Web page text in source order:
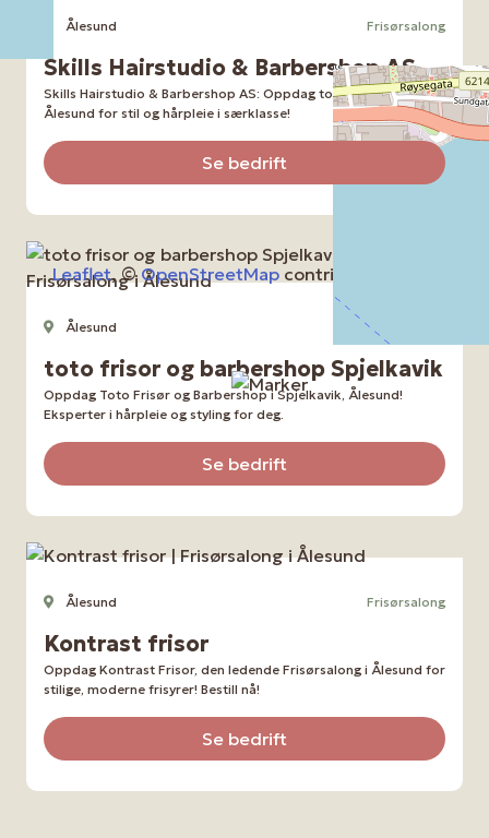
Leaflet, © OpenStreetMap contributors
Ålesund Frisørsalong
Skills Hairstudio & Barbershop AS
Skills Hairstudio & Barbershop AS: Oppdag topp Frisørsalong i
Ålesund for stil og hårpleie i særklasse!
Se bedrift
Ålesund Frisørsalong
toto frisor og barbershop Spjelkavik
Oppdag Toto Frisør og Barbershop i Spjelkavik, Ålesund!
Eksperter i hårpleie og styling for deg.
Se bedrift
Ålesund Frisørsalong
Kontrast frisor
Oppdag Kontrast Frisor, den ledende Frisørsalong i Ålesund for
stilige, moderne frisyrer! Bestill nå!
Se bedrift